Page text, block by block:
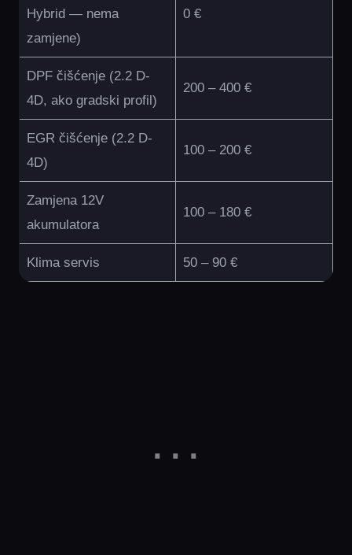
Hybrid — nema
zamjene)
0 €
DPF čišćenje (2.2 D-
4D, ako gradski profil)
200 – 400 €
EGR čišćenje (2.2 D-
4D)
100 – 200 €
Zamjena 12V
akumulatora
100 – 180 €
Klima servis 50 – 90 €